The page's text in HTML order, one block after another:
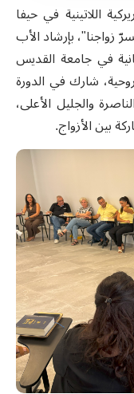
اللاتينية في حيفا
زواجنا"، بإرشاد الأب
في جامعة القديس
شارك في الدورة
والجليل الأعلى،
بين الأزواج.